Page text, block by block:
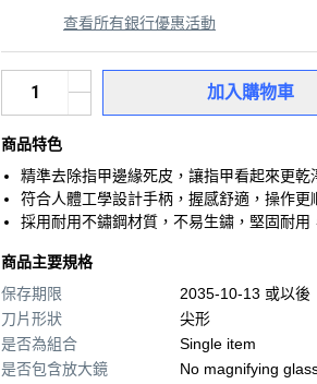
查看所有銀行優惠活動
加入購物車
商品特色
精準去除指甲邊緣死皮，讓指甲看起來更乾
符合人體工學設計手柄，握感舒適，操作更
採用耐用不鏽鋼材質，不易生鏽，堅固耐用
商品主要規格
保存期限
2035-10-13 或以後
刀片形狀
尖形
是否為組合
Single item
是否包含放大鏡
No magnifying